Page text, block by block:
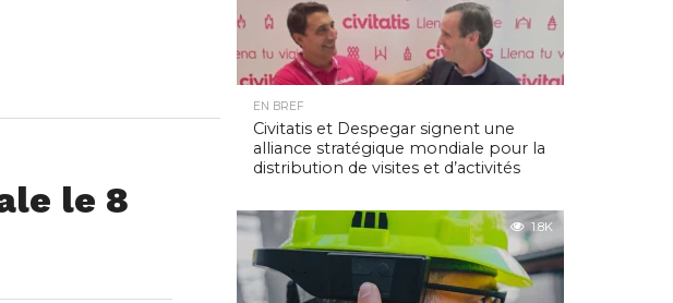
le 8
EN BREF
Civitatis et Despegar signent une
alliance stratégique mondiale pour la
distribution de visites et d’activités
1.8K